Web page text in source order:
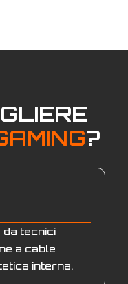
?
da tecnici
a cable
interna.